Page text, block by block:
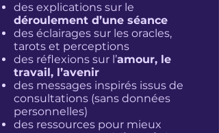
des explications sur le
déroulement d’une séance
des éclairages sur les oracles,
tarots et perceptions
des réflexions sur l’amour, le
travail, l’avenir
des messages inspirés issus de
consultations (sans données
personnelles)
des ressources pour mieux